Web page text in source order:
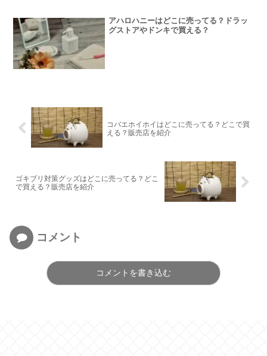
アハロハニーはどこに売ってる？ドラッ
グストアやドンキで買える？
コバエホイホイはどこに売ってる？どこで買
える？販売店を紹介
ゴキブリ対策グッズはどこに売ってる？どこ
で買える？販売店を紹介
コメント
コメントを書き込む